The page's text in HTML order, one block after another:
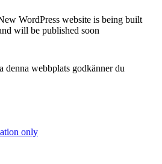
WordPress website is being built
will be published soon
denna webbplats godkänner du
only